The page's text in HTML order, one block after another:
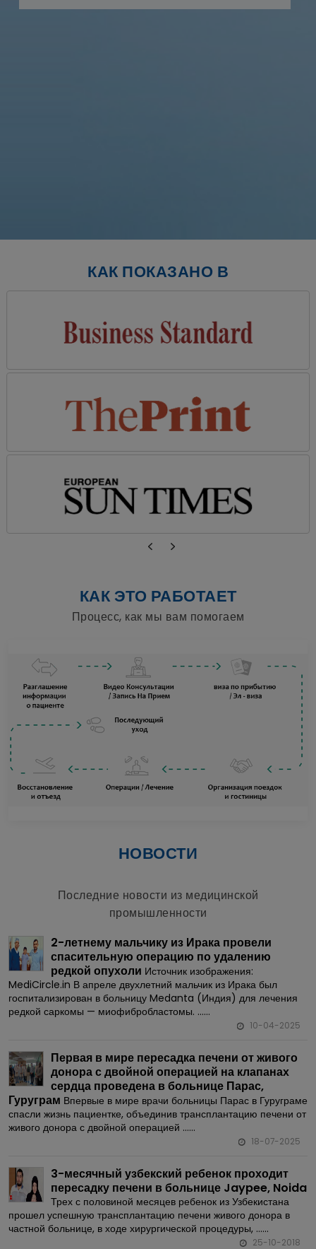
КАК ПОКАЗАНО В
КАК ЭТО РАБОТАЕТ
Процесс, как мы вам помогаем
НОВОСТИ
Последние новости из медицинской
промышленности
2-летнему мальчику из Ирака провели
спасительную операцию по удалению
редкой опухоли Источник изображения:
MediCircle.in В апреле двухлетний мальчик из Ирака был
госпитализирован в больницу Medanta (Индия) для лечения
редкой саркомы — миофибробластомы. ......
10-04-2025
Первая в мире пересадка печени от живого
донора с двойной операцией на клапанах
сердца проведена в больнице Парас,
Гуруграм Впервые в мире врачи больницы Парас в Гуруграме
спасли жизнь пациентке, объединив трансплантацию печени от
живого донора с двойной операцией ......
18-07-2025
3-месячный узбекский ребенок проходит
пересадку печени в больнице Jaypee, Noida
Трех с половиной месяцев ребенок из Узбекистана
прошел успешную трансплантацию печени живого донора в
частной больнице, в ходе хирургической процедуры, ......
25-10-2018